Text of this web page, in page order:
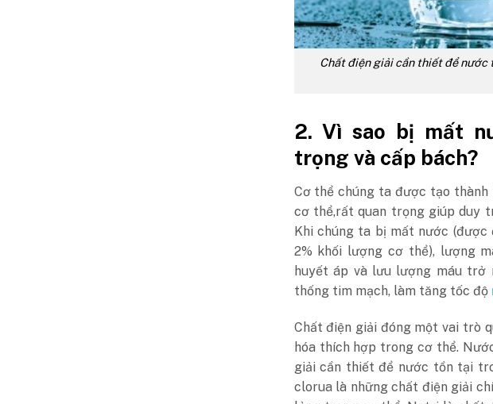
Chất điện giải cần thiết để nước
2. Vì sao bị mất
trọng và cấp bách?
Cơ thể chúng ta được tạo
cơ thể,rất quan trọng giúp duy
Khi chúng ta bị mất nước
2% khối lượng cơ thể), lượng
huyết áp và lưu lượng máu trở
thống tim mạch, làm tăng tốc độ
Chất điện giải đóng một vai trò
hóa thích hợp trong cơ thể.
giải cần thiết để nước tồn tại
clorua là những chất điện giải